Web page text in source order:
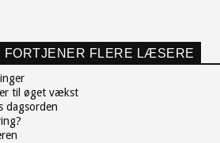
FORTJENER FLERE LÆSERE
til øget vækst
dagsorden